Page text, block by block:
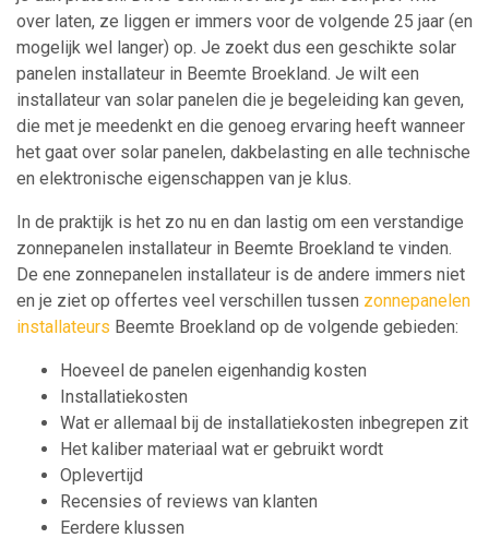
over laten, ze liggen er immers voor de volgende 25 jaar (en
mogelijk wel langer) op. Je zoekt dus een geschikte solar
panelen installateur in Beemte Broekland. Je wilt een
installateur van solar panelen die je begeleiding kan geven,
die met je meedenkt en die genoeg ervaring heeft wanneer
het gaat over solar panelen, dakbelasting en alle technische
en elektronische eigenschappen van je klus.
In de praktijk is het zo nu en dan lastig om een verstandige
zonnepanelen installateur in Beemte Broekland te vinden.
De ene zonnepanelen installateur is de andere immers niet
en je ziet op offertes veel verschillen tussen zonnepanelen
installateurs Beemte Broekland op de volgende gebieden:
Hoeveel de panelen eigenhandig kosten
Installatiekosten
Wat er allemaal bij de installatiekosten inbegrepen zit
Het kaliber materiaal wat er gebruikt wordt
Oplevertijd
Recensies of reviews van klanten
Eerdere klussen